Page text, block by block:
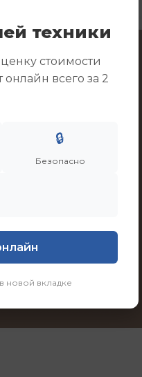
техники
стоимости
всего за 2
🔒
Безопасно
новой вкладке